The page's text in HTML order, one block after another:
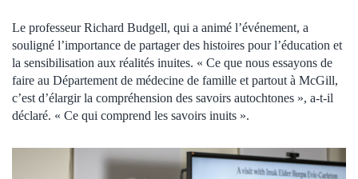
Le professeur Richard Budgell, qui a animé l’événement, a
souligné l’importance de partager des histoires pour l’éducation et
la sensibilisation aux réalités inuites. « Ce que nous essayons de
faire au Département de médecine de famille et partout à McGill,
c’est d’élargir la compréhension des savoirs autochtones », a-t-il
déclaré. « Ce qui comprend les savoirs inuits ».